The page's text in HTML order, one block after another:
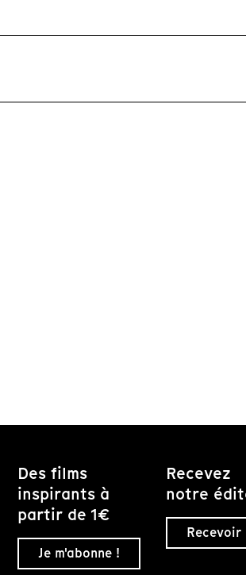
Des films
inspirants à
partir de 1€
Je m'abonne !
Recevez
notre